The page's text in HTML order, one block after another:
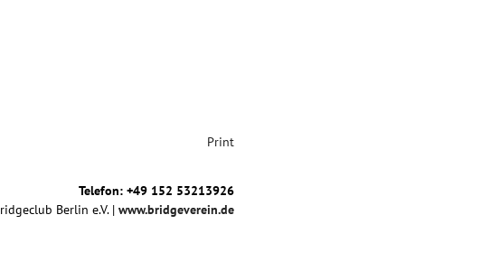
Print
Telefon: +49 152 53213926
Berlin e.V. | www.bridgeverein.de